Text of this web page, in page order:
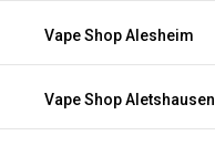
Vape Shop Alesheim
Vape Shop Aletshausen